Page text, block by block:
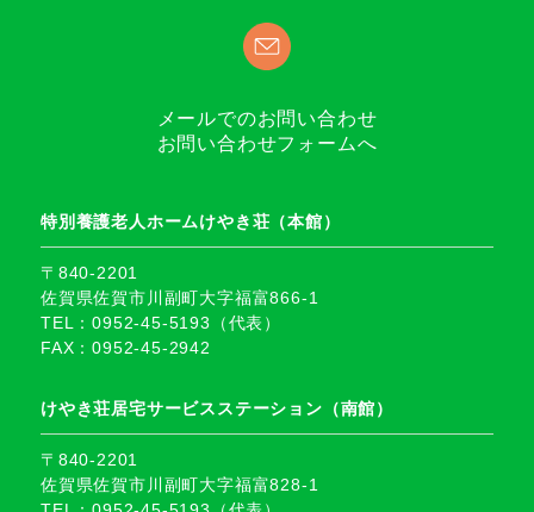
メールでのお問い合わせ
お問い合わせフォームへ
特別養護老人ホームけやき荘（本館）
〒840-2201
佐賀県佐賀市川副町大字福富866-1
TEL：0952-45-5193（代表）
FAX：0952-45-2942
けやき荘居宅サービスステーション（南館）
〒840-2201
佐賀県佐賀市川副町大字福富828-1